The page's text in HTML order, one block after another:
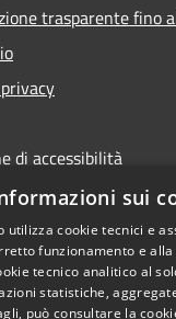
trasparente fino
di accessibilità
sui
utilizza cookie tecnici e
funzionamento e
tecnico analitico al
statistiche,
può consultare la